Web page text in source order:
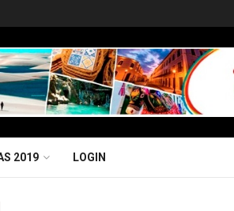
2019 LOGIN